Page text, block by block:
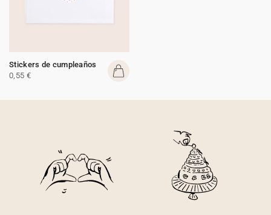
Stickers de cumpleaños
0,55 €